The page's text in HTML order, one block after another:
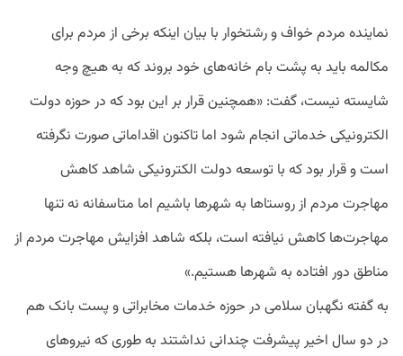
نماینده مردم خواف و رشتخوار با بیان اینکه برخی از مردم برای
مکالمه باید به پشت بام خانه‌های خود بروند که به هیچ وجه
شایسته نیست، گفت: «همچنین قرار بر این بود که در حوزه دولت
الکترونیکی خدماتی انجام شود اما تاکنون اقداماتی صورت نگرفته
است و قرار بود که با توسعه دولت الکترونیکی شاهد کاهش
مهاجرت مردم از روستاها به شهرها باشیم اما متاسفانه نه تنها
مهاجرت‌ها کاهش نیافته است، بلکه شاهد افزایش مهاجرت مردم از
مناطق دور افتاده به شهرها هستیم.»
به گفته نگهبان سلامی در حوزه خدمات مخابراتی و پست بانک هم
در دو سال اخیر پیشرفت چندانی نداشتند به طوری که نیروهای